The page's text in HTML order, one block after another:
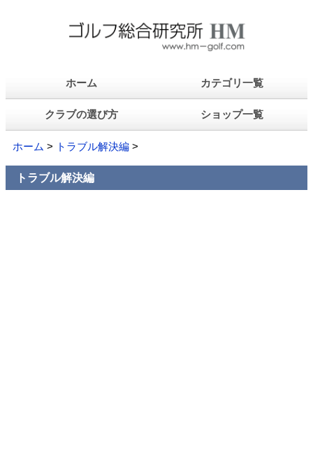
ホーム カテゴリ一覧
クラブの選び方 ショップ一覧
ホーム > トラブル解決編 >
トラブル解決編